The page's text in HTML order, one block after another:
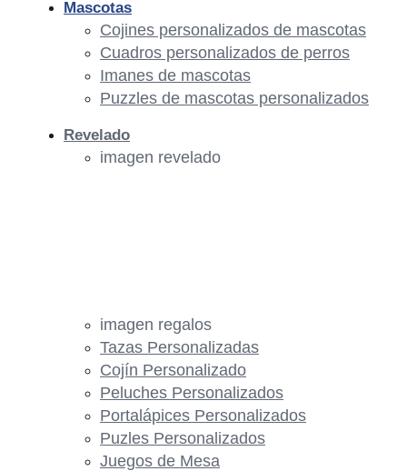
imagen regalos
Tazas Personalizadas
Cojín Personalizado
Peluches Personalizados
Portalápices Personalizados
Puzles Personalizados
Juegos de Mesa
Mascotas
Cojines personalizados de mascotas
Cuadros personalizados de perros
Imanes de mascotas
Puzzles de mascotas personalizados
Revelado
imagen revelado